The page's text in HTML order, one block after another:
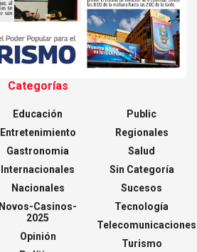
Categorías
Educación
Entretenimiento
Gastronomia
Internacionales
Nacionales
Novos-Casinos-
2025
Opinión
Public
Regionales
Salud
Sin Categoría
Sucesos
Tecnología
Telecomunicaciones
Turismo